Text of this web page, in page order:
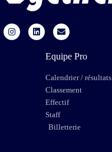
Equipe Pro
Calendrier / résultats
Classement
Effectif
Staff
Billetterie